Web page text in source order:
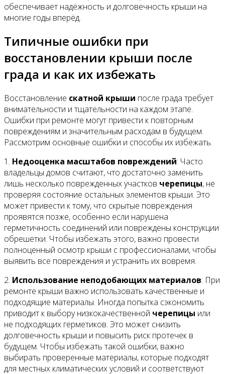
обеспечивает надёжность и долговечность крыши на
многие годы вперёд.
Типичные ошибки при
восстановлении крыши после
града и как их избежать
Восстановление скатной крыши после града требует
внимательности и тщательности на каждом этапе.
Ошибки при ремонте могут привести к повторным
повреждениям и значительным расходам в будущем.
Рассмотрим основные ошибки и способы их избежать.
1. Недооценка масштабов повреждений: Часто
владельцы домов считают, что достаточно заменить
лишь несколько поврежденных участков черепицы, не
проверяя состояние остальных элементов крыши. Это
может привести к тому, что скрытые повреждения
проявятся позже, особенно если нарушена
герметичность соединений или повреждены конструкции
обрешетки. Чтобы избежать этого, важно провести
полноценный осмотр крыши с профессионалами, чтобы
выявить все повреждения и устранить их вовремя.
2. Использование неподобающих материалов: При
ремонте крыши важно использовать качественные и
подходящие материалы. Иногда попытка сэкономить
приводит к выбору низкокачественной черепицы или
не подходящих герметиков. Это может снизить
долговечность крыши и повысить риск протечек в
будущем. Чтобы избежать такой ошибки, важно
выбирать проверенные материалы, которые подходят
для местных климатических условий и соответствуют